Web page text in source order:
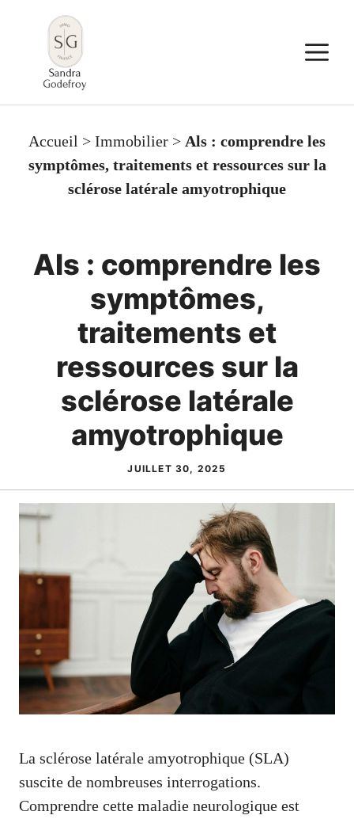
contenu
Accueil > Immobilier > Als : comprendre les
symptômes, traitements et ressources sur la
sclérose latérale amyotrophique
Als : comprendre les
symptômes,
traitements et
ressources sur la
sclérose latérale
amyotrophique
JUILLET 30, 2025
La sclérose latérale amyotrophique (SLA)
suscite de nombreuses interrogations.
Comprendre cette maladie neurologique est